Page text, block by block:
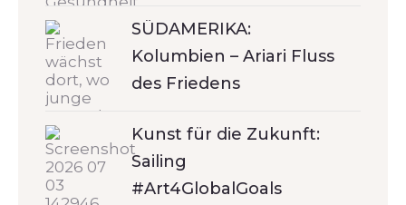
SÜDAMERIKA:
Kolumbien – Ariari Fluss
des Friedens
Kunst für die Zukunft:
Sailing
#Art4GlobalGoals